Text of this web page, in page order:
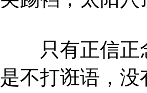
只有正信正念
是不打诳语，